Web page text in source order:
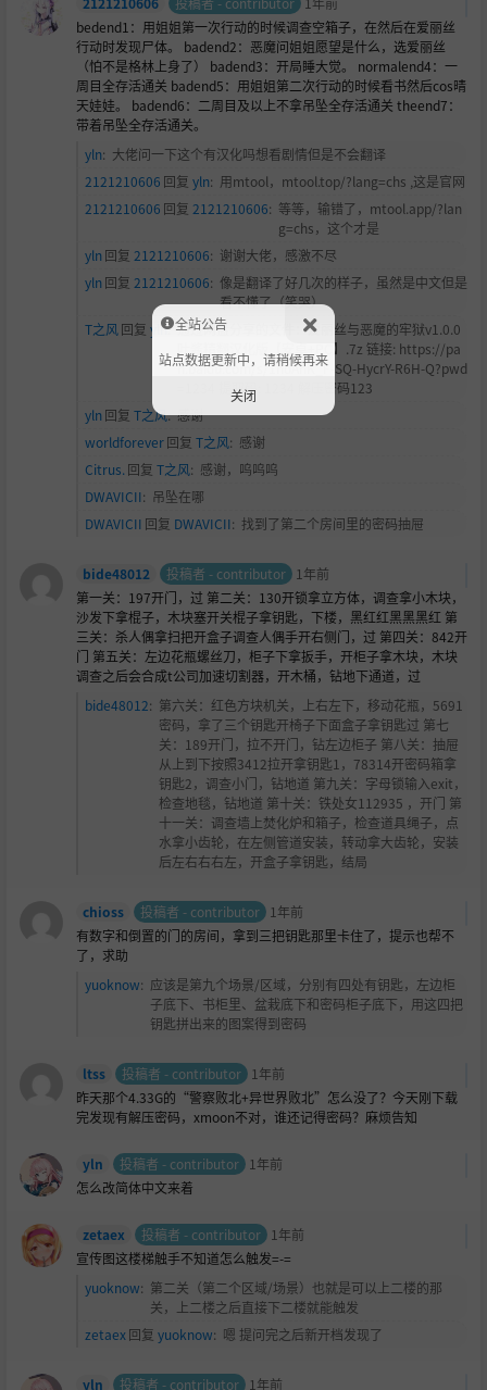
bedend1：用姐姐第一次行动的时候调查空箱子，在然后在爱丽丝
行动时发现尸体。 badend2：恶魔问姐姐愿望是什么，选爱丽丝
（怕不是格林上身了） badend3：开局睡大觉。 normalend4：一
周目全存活通关 badend5：用姐姐第二次行动的时候看书然后cos晴
天娃娃。 badend6：二周目及以上不拿吊坠全存活通关 theend7：
带着吊坠全存活通关。
yln: 大佬问一下这个有汉化吗想看剧情但是不会翻译
2121210606 回复 yln: 用mtool，mtool.top/?lang=chs ,这是官网
2121210606 回复 2121210606: 等等，输错了，mtool.app/?lan
g=chs，这个才是
yln回复 2121210606: 谢谢大佬，感激不尽
yln回复 2121210606: 像是翻译了好几次的样子，虽然是中文但是
看不懂了（笑哭）
T之风回复 yln: 通过网盘分享的文件：爱丽丝与恶魔的牢狱v1.0.0
叶酱精翻汉化版【安卓+PC】.7z 链接: https://pa
n.baidu.com/s/1hdAnK_F-SQ-HycrY-R6H-Q?pwd
=1234 提取码: 1234 解压密码123
yln回复 T之风: 感谢
worldforever回复 T之风: 感谢
Citrus. 回复 T之风: 感谢，呜呜呜
DWAVICII: 吊坠在哪
DWAVICII 回复 DWAVICII: 找到了第二个房间里的密码抽屉
bide48012 投稿者 - contributor
1年前
第一关：197开门，过 第二关：130开锁拿立方体，调查拿小木块，
沙发下拿棍子，木块塞开关棍子拿钥匙，下楼，黑红红黑黑黑红 第
三关：杀人偶拿扫把开盒子调查人偶手开右侧门，过 第四关：842开
门 第五关：左边花瓶螺丝刀，柜子下拿扳手，开柜子拿木块，木块
调查之后会合成t公司加速切割器，开木桶，钻地下通道，过
bide48012: 第六关： 红色方块机关，上右左下，移动花瓶，5691
密码，拿了三个钥匙开椅子下面盒子拿钥匙过 第七
关：189开门，拉不开门，钻左边柜子 第八关：抽屉
从上到下按照3412拉开拿钥匙1，78314开密码箱拿
钥匙2，调查小门，钻地道 第九关：字母锁输入exit，
检查地毯，钻地道 第十关：铁处女112935 ，开门 第
十一关：调查墙上焚化炉和箱子，检查道具绳子，点
水拿小齿轮，在左侧管道安装，转动拿大齿轮，安装
后左右右右左，开盒子拿钥匙，结局
chioss 投稿者 - contributor
1年前
有数字和倒置的门的房间，拿到三把钥匙那里卡住了，提示也帮不
了，求助
yuoknow: 应该是第九个场景/区域，分别有四处有钥匙，左边柜
子底下、书柜里、盆栽底下和密码柜子底下，用这四把
钥匙拼出来的图案得到密码
ltss 投稿者 - contributor
1年前
昨天那个4.33G的“警察败北+异世界败北”怎么没了？今天刚下载
完发现有解压密码，xmoon不对，谁还记得密码？麻烦告知
yln 投稿者 - contributor
1年前
怎么改简体中文来着
zetaex 投稿者 - contributor
1年前
宣传图这楼梯触手不知道怎么触发=-=
yuoknow: 第二关（第二个区域/场景）也就是可以上二楼的那
关，上二楼之后直接下二楼就能触发
zetaex回复 yuoknow: 嗯 提问完之后新开档发现了
yln 投稿者 - contributor 1年前
全站公告
站点数据更新中，请稍候再来
关闭